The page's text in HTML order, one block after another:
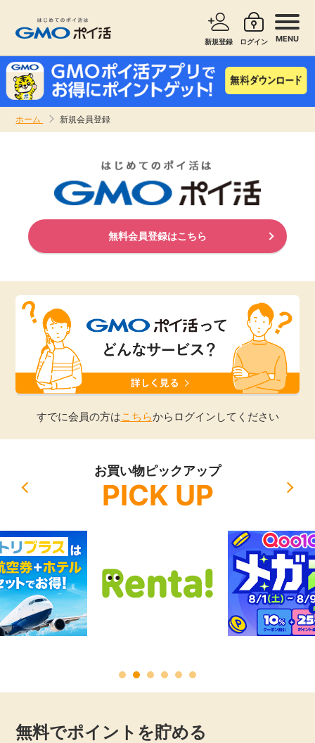
新規登録 ログイン MENU
ホーム 新規会員登録
お知らせ
無料
即日還元
アンケート
ゲーム
お友達紹介
カード比較
GMOポイ活の使い方
サービスで探す ショッピングで探す
無料サービス
エンタメ
暮らし
引っ越し
買取・査定
学び
美容・健康
銀行・金融・投資
家計の固定費
無料会員登録はこちら
すでに会員の方はこちらからログインしてください
お買い物ピックアップ
PICK UP
無料でポイントを貯める